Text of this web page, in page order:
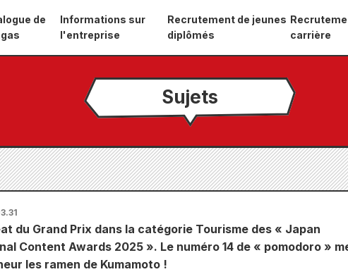
de
Informations sur
l'entreprise
Recrutement de jeunes
diplômés
carrière
Sujets
du Grand Prix dans la catégorie Tourisme des « Japan
Content Awards 2025 ». Le numéro 14 de « pomodoro »
les ramen de Kumamoto !